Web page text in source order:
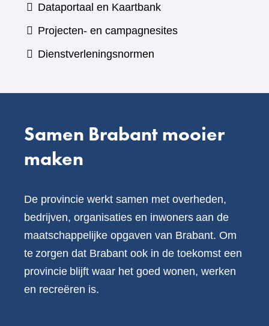
andere
website)
Dataportaal en Kaartbank(verwijst
naar
Projecten- en campagnesites
Dienstverleningsnormen
Samen Brabant mooier
maken
De provincie werkt samen met overheden,
bedrijven, organisaties en inwoners aan de
maatschappelijke opgaven van Brabant. Om
te zorgen dat Brabant ook in de toekomst een
provincie blijft waar het goed wonen, werken
en recreëren is.